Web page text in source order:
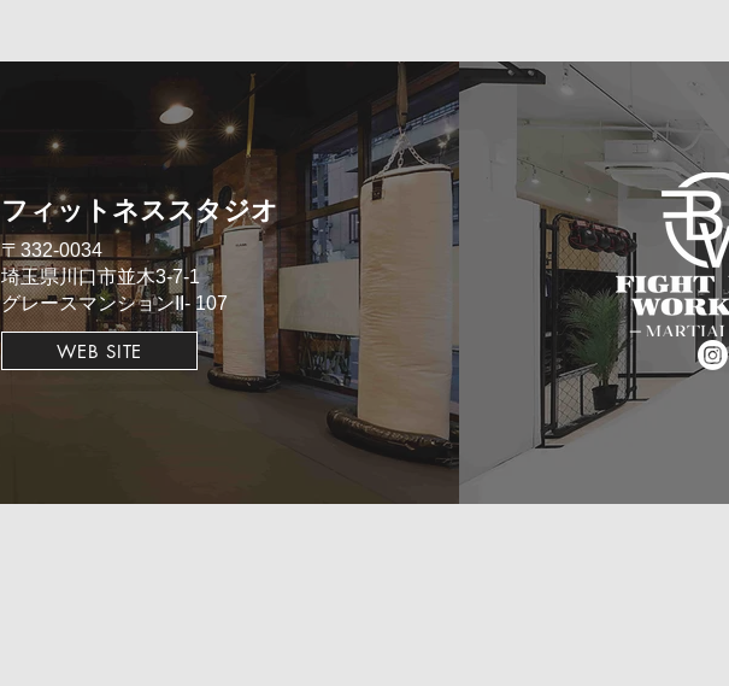
​フィットネススタジオ
​〒332-0034
埼玉県川口市並木3-7-1
​グレースマンションII- 107
WEB SITE